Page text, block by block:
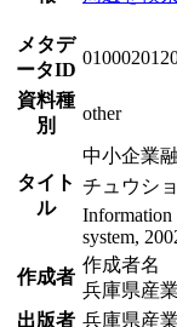
メタデ
ータID
資料種
別
other
タイト
ル
中小企業
チュウシ
Information
system,
作成者
作成者名
兵庫県産
出版者 兵庫県産